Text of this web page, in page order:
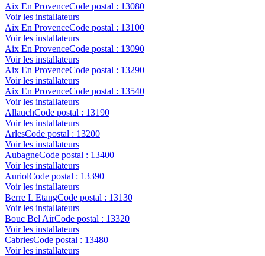
Aix En ProvenceCode postal : 13080
Voir les installateurs
Aix En ProvenceCode postal : 13100
Voir les installateurs
Aix En ProvenceCode postal : 13090
Voir les installateurs
Aix En ProvenceCode postal : 13290
Voir les installateurs
Aix En ProvenceCode postal : 13540
Voir les installateurs
AllauchCode postal : 13190
Voir les installateurs
ArlesCode postal : 13200
Voir les installateurs
AubagneCode postal : 13400
Voir les installateurs
AuriolCode postal : 13390
Voir les installateurs
Berre L EtangCode postal : 13130
Voir les installateurs
Bouc Bel AirCode postal : 13320
Voir les installateurs
CabriesCode postal : 13480
Voir les installateurs